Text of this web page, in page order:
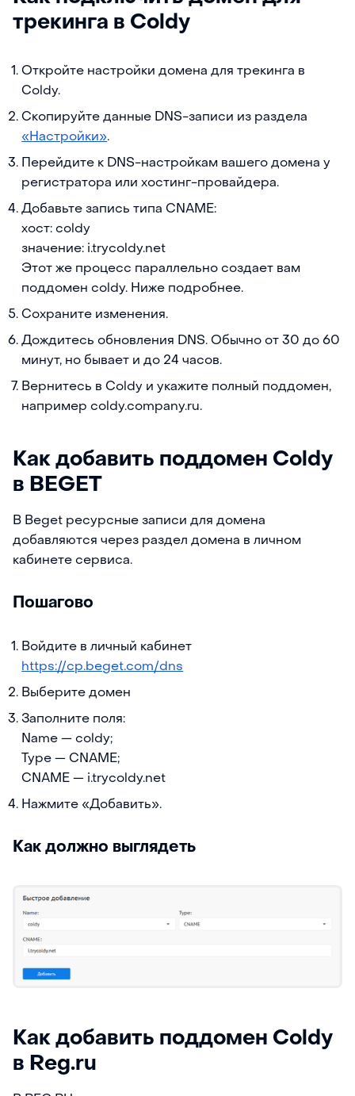
трекинга в Coldy
Откройте настройки домена для трекинга в
Coldy.
Скопируйте данные DNS-записи из раздела
«Настройки».
Перейдите к DNS-настройкам вашего домена у
регистратора или хостинг-провайдера.
Добавьте запись типа CNAME:
хост: coldy
значение: i.trycoldy.net
Этот же процесс параллельно создает вам
поддомен coldy. Ниже подробнее.
Сохраните изменения.
Дождитесь обновления DNS. Обычно от 30 до 60
минут, но бывает и до 24 часов.
Вернитесь в Coldy и укажите полный поддомен,
например coldy.company.ru.
Как добавить поддомен Coldy
в BEGET
В Beget ресурсные записи для домена
добавляются через раздел домена в личном
кабинете сервиса.
Пошагово
Войдите в личный кабинет
https://cp.beget.com/dns
Выберите домен
Заполните поля:
Name — coldy;
Type — CNAME;
CNAME — i.trycoldy.net
Нажмите «Добавить».
Как должно выглядеть
Как добавить поддомен Coldy
в Reg.ru